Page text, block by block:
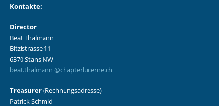
Kontakte:
Director
Beat Thalmann
Bitzistrasse 11
6370 Stans NW
beat.thalmann @chapterlucerne.ch
Treasurer(Rechnungsadresse)
Patrick Schmid